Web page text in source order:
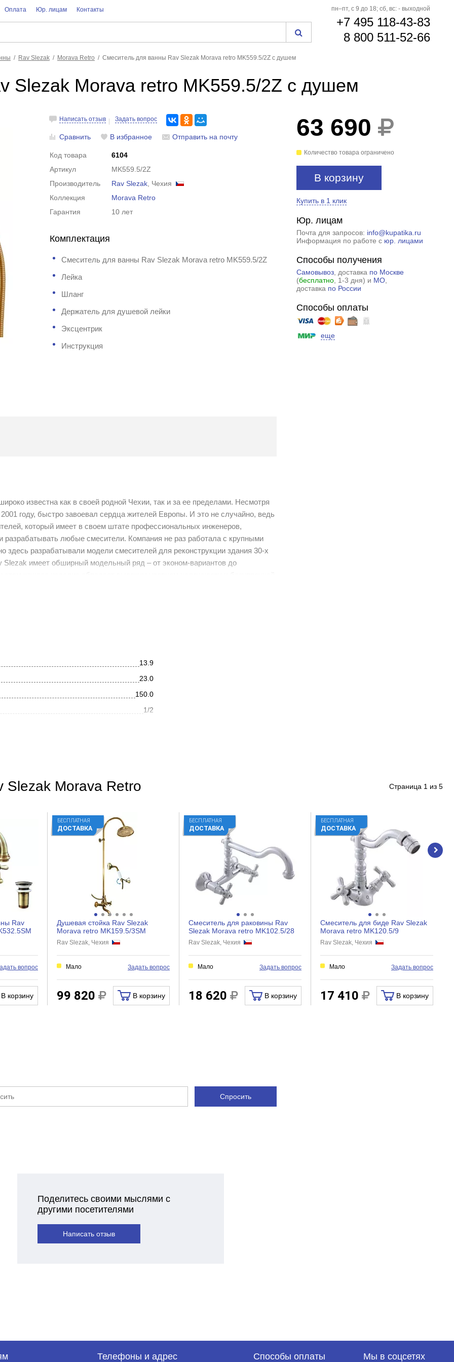
Оплата Юр. лицам Контакты пн–пт, с 9 до 18; сб, вс: - выходной
+7 495 118-43-83
8 800 511-52-66
Rav Slezak Morava Retro Смеситель для ванны Rav Slezak Morava retro MK559.5/2Z с душем
Slezak Morava retro MK559.5/2Z с душем
Написать отзыв Задать вопрос
Сравнить В избранное Отправить на почту
Код товара
6104
Артикул
MK559.5/2Z
Производитель
Rav Slezak , Чехия
Коллекция
Morava Retro
Гарантия
10 лет
Комплектация
Смеситель для ванны Rav Slezak Morava retro MK559.5/2Z
Лейка
Шланг
Держатель для душевой лейки
Эксцентрик
Инструкция
63 690
Количество товара ограничено
В корзину
Купить в 1 клик
Юр. лицам
Почта для запросов: info@kupatika.ru
Информация по работе с юр. лицами
Способы получения
Самовывоз, доставка по Москве
(бесплатно, 1-3 дня) и МО,
доставка по России
Способы оплаты
еще
известна как в своей родной Чехии, так и за ее пределами. Несмотря
году, быстро завоевал сердца жителей Европы. И это не случайно, ведь
который имеет в своем штате профессиональных инженеров,
разрабатывать любые смесители. Компания не раз работала с крупными
разрабатывали модели смесителей для реконструкции здания 30-х
имеет обширный модельный ряд – от эконом-вариантов до
почувствовать атмосферу, царившую в роскошных апартаментах
"Hot" и "Cold". Ручная лейка из латуни с эффектной керамической
с помощью рычага на корпусе смесителя. Шланг выполнен из
13.9
23.0
150.0
1/2
На стену
Латунь
Вентильное
Керамическая кран-букса
Нет
Slezak Morava Retro Страница 1 из 5
Rav
вопрос
В корзину
БЕСПЛАТНАЯ
ДОСТАВКА
Душевая стойка Rav Slezak
Morava retro MK159.5/3SM
Rav Slezak, Чехия
Мало Задать вопрос
99 820 В корзину
БЕСПЛАТНАЯ
ДОСТАВКА
Смеситель для раковины Rav
Slezak Morava retro MK102.5/28
Rav Slezak, Чехия
Мало Задать вопрос
18 620 В корзину
БЕСПЛАТНАЯ
ДОСТАВКА
Смеситель для биде Rav Slezak
Morava retro MK120.5/9
Rav Slezak, Чехия
Мало Задать вопрос
17 410 В корзину
Спросить
Поделитесь своими мыслями с
другими посетителями
Написать отзыв
Телефоны и адрес Способы оплаты Мы в соцсетях